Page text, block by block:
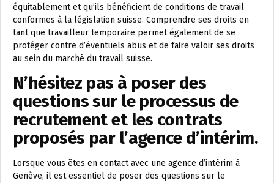
équitablement et qu’ils bénéficient de conditions de travail
conformes à la législation suisse. Comprendre ses droits en
tant que travailleur temporaire permet également de se
protéger contre d’éventuels abus et de faire valoir ses droits
au sein du marché du travail suisse.
N’hésitez pas à poser des
questions sur le processus de
recrutement et les contrats
proposés par l’agence d’intérim.
Lorsque vous êtes en contact avec une agence d’intérim à
Genève, il est essentiel de poser des questions sur le